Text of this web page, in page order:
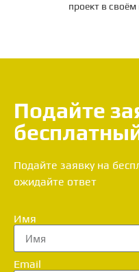
проект в
Подайте
Подайте заявку на
ожидайте ответ
Имя
Email